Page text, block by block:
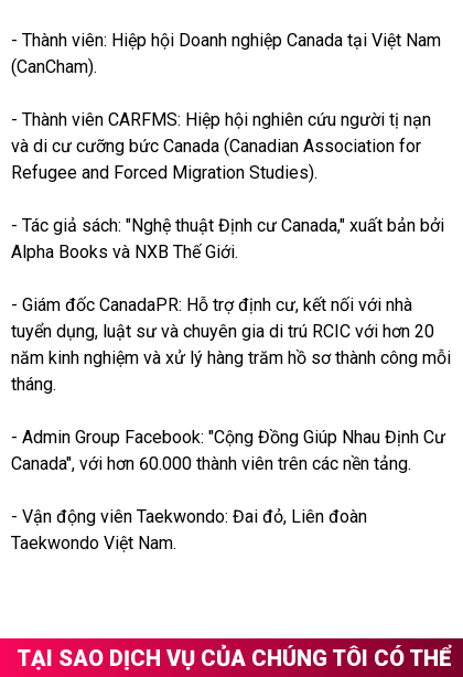
- Thành viên: Hiệp hội Doanh nghiệp Canada tại Việt Nam
(CanCham).
- Thành viên CARFMS: Hiệp hội nghiên cứu người tị nạn
và di cư cưỡng bức Canada (Canadian Association for
Refugee and Forced Migration Studies).
- Tác giả sách: "Nghệ thuật Định cư Canada," xuất bản bởi
Alpha Books và NXB Thế Giới.
- Giám đốc CanadaPR: Hỗ trợ định cư, kết nối với nhà
tuyển dụng, luật sư và chuyên gia di trú RCIC với hơn 20
năm kinh nghiệm và xử lý hàng trăm hồ sơ thành công mỗi
tháng.
- Admin Group Facebook: "Cộng Đồng Giúp Nhau Định Cư
Canada", với hơn 60.000 thành viên trên các nền tảng.
- Vận động viên Taekwondo: Đai đỏ, Liên đoàn
Taekwondo Việt Nam.
TẠI SAO DỊCH VỤ CỦA CHÚNG TÔI CÓ THỂ